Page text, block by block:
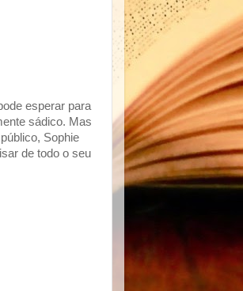
esperar para
sádico. Mas
Sophie
de todo o seu